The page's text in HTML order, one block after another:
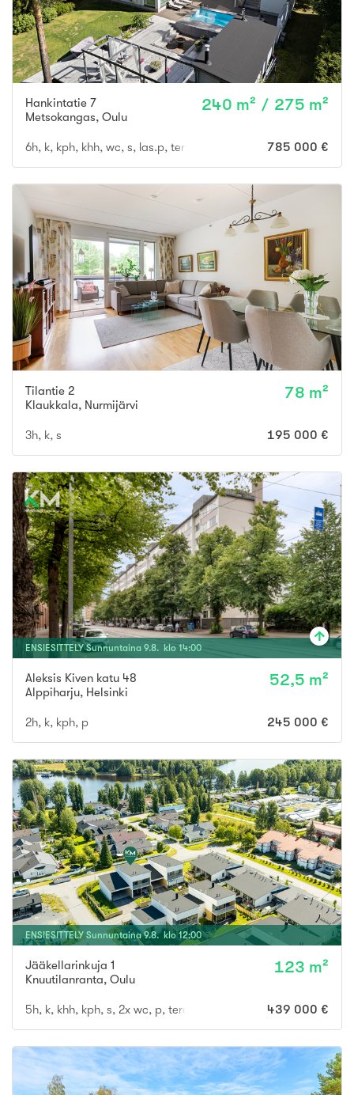
Hankintatie 7
Metsokangas, Oulu
240 m² / 275 m²
6h, k, kph, khh, wc, s, las.p, terassi + autotalli 785 000 €
Tilantie 2
Klaukkala, Nurmijärvi
78 m²
3h, k, s 195 000 €
ENSIESITTELY Sunnuntaina 9.8. klo 14:00
Aleksis Kiven katu 48
Alppiharju, Helsinki
52,5 m²
2h, k, kph, p 245 000 €
ENSIESITTELY Sunnuntaina 9.8. klo 12:00
Jääkellarinkuja 1
Knuutilanranta, Oulu
123 m²
5h, k, khh, kph, s, 2x wc, p, terassi 439 000 €